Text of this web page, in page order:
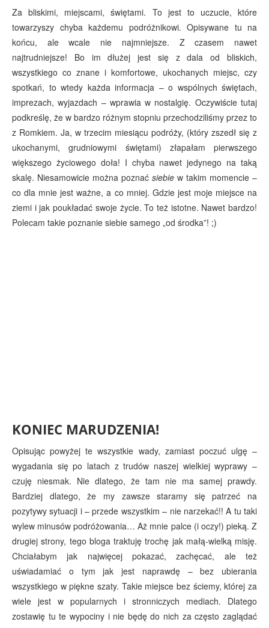
Za bliskimi, miejscami, świętami. To jest to uczucie, które
towarzyszy chyba każdemu podróżnikowi. Opisywane tu na
końcu, ale wcale nie najmniejsze. Z czasem nawet
najtrudniejsze! Bo im dłużej jest się z dala od bliskich,
wszystkiego co znane i komfortowe, ukochanych miejsc, czy
spotkań, to wtedy każda informacja – o wspólnych świętach,
imprezach, wyjazdach – wprawia w nostalgię. Oczywiście tutaj
podkreślę, że w bardzo różnym stopniu przechodziliśmy przez to
z Romkiem. Ja, w trzecim miesiącu podróży, (który zszedł się z
ukochanymi, grudniowymi świętami) złapałam pierwszego
większego życiowego doła! I chyba nawet jedynego na taką
skalę. Niesamowicie można poznać siebie w takim momencie –
co dla mnie jest ważne, a co mniej. Gdzie jest moje miejsce na
ziemi i jak poukładać swoje życie. To też istotne. Nawet bardzo!
Polecam takie poznanie siebie samego „od środka”! ;)
KONIEC MARUDZENIA!
Opisując powyżej te wszystkie wady, zamiast poczuć ulgę –
wygadania się po latach z trudów naszej wielkiej wyprawy –
czuję niesmak. Nie dlatego, że tam nie ma samej prawdy.
Bardziej dlatego, że my zawsze staramy się patrzeć na
pozytywy sytuacji i – przede wszystkim – nie narzekać!! A tu taki
wylew minusów podróżowania… Aż mnie palce (i oczy!) pieką. Z
drugiej strony, tego bloga traktuję trochę jak małą-wielką misję.
Chciałabym jak najwięcej pokazać, zachęcać, ale też
uświadamiać o tym jak jest naprawdę – bez ubierania
wszystkiego w piękne szaty. Takie miejsce bez ściemy, której za
wiele jest w popularnych i stronniczych mediach. Dlatego
zostawię tu te wypociny i nie będę do nich za często zaglądać